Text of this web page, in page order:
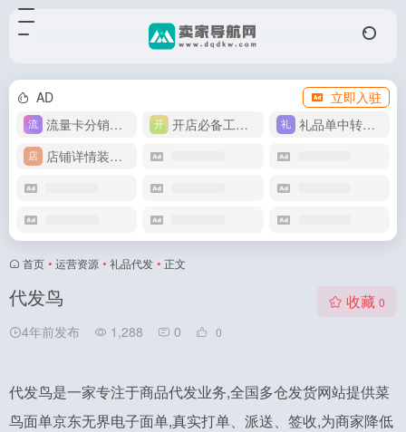
AD
立即入驻
流量卡分销代理
开店必备工具箱
礼品单中转同步单
店铺详情装修模版
首页 • 运营资源 • 礼品代发 • 正文
代发鸟
4年前发布 1,288 0 0
收藏 0
代发鸟是一家专注于商品代发业务,全国多仓发货网站提供菜
鸟面单京东无界电子面单,真实打单、派送、签收,为商家降低